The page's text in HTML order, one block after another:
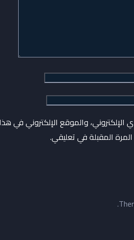
والموقع الإلكتروني في
المقبلة في تعليقي.